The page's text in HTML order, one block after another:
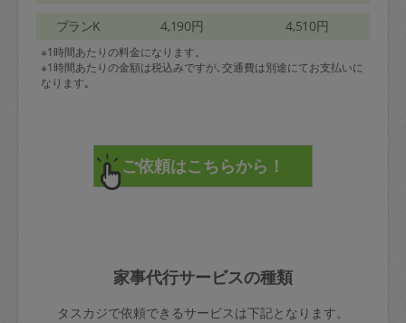
プランK 4,190円 4,510円
※1時間あたりの料金になります。
※1時間あたりの金額は税込みですが､交通費は別途にてお支払いに
なります｡
家事代行サービスの種類
タスカジで依頼できるサービスは下記となります。